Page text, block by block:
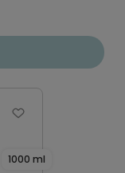
1000 ml